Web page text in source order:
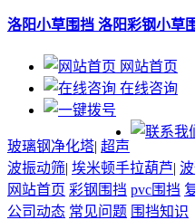
洛阳小草围挡 洛阳彩钢小草
网站首页
在线咨询
玻璃钢净化塔| 超声
波振动筛| 埃米顿手拉葫芦|
网站首页 彩钢围挡 pvc围挡
公司动态 常见问题 围挡知识